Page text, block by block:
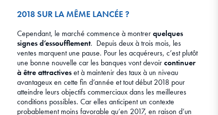
2018 SUR LA MÊME LANCÉE ?
Cependant, le marché commence à montrerquelques
signes d’essoufflement. Depuis deux à trois mois, les
ventes marquent une pause. Pour les acquéreurs, c’est plutôt
une bonne nouvelle car les banques vont devoircontinuer
à être attractiveset à maintenir des taux à un niveau
avantageux en cette fin d’année et tout début 2018 pour
atteindre leurs objectifs commerciaux dans les meilleures
conditions possibles. Car elles anticipent un contexte
probablement moins favorable qu’en 2017, en raison d’un